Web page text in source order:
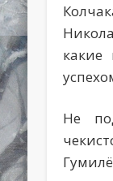
какие
Не